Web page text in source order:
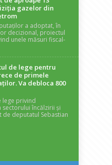
gazelor din
a adoptat, în
decizional, proiectul
unele măsuri fiscal-
de lege pentru
de primele
Va debloca 800
lege privind
sectorului încălzirii și
de deputatul Sebastian